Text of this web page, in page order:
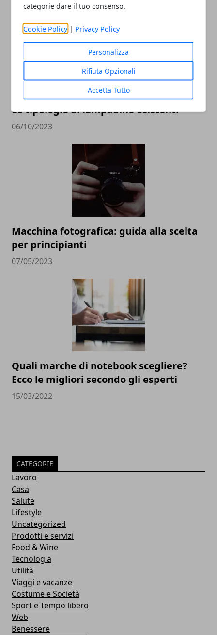
categorie dare il tuo consenso.
Cookie Policy | Privacy Policy
Personalizza
Rifiuta Opzionali
Accetta Tutto
ARTICOLI CORRELATI
Le tipologie di lampadine esistenti
06/10/2023
Macchina fotografica: guida alla scelta
per principianti
07/05/2023
Quali marche di notebook scegliere?
Ecco le migliori secondo gli esperti
15/03/2022
CATEGORIE
Lavoro
Casa
Salute
Lifestyle
Uncategorized
Prodotti e servizi
Food & Wine
Tecnologia
Utilità
Viaggi e vacanze
Costume e Società
Sport e Tempo libero
Web
Benessere